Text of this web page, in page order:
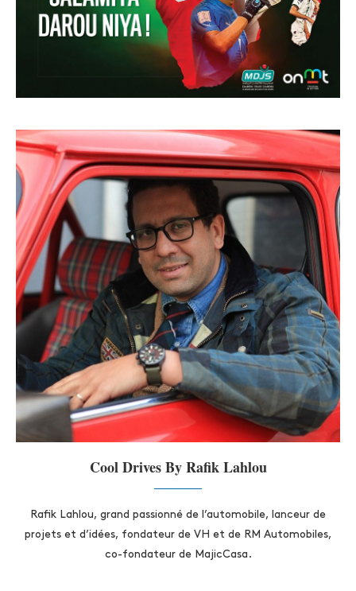
Cool Drives By Rafik Lahlou
Rafik Lahlou, grand passionné de l’automobile, lanceur de
projets et d’idées, fondateur de VH et de RM Automobiles,
co-fondateur de MajicCasa.